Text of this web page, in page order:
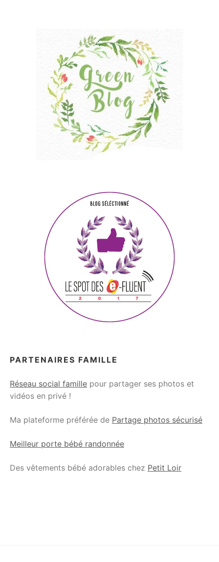
PARTENAIRES FAMILLE
Réseau social famille pour partager ses photos et
vidéos en privé !
Ma plateforme préférée de Partage photos sécurisé
Meilleur porte bébé randonnée
Des vêtements bébé adorables chez Petit Loir